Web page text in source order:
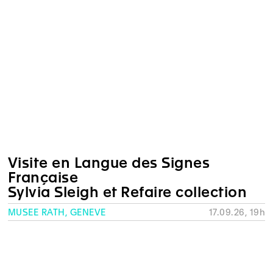
Visite en Langue des Signes
Française
Sylvia Sleigh et Refaire collection
MUSÉE RATH, GENÈVE 17.09.26, 19h